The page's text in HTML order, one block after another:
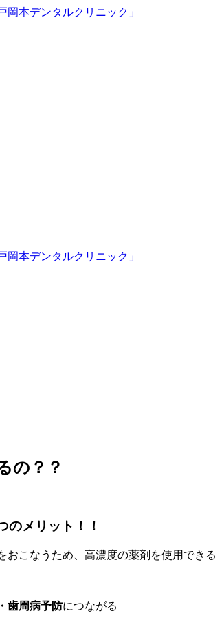
の？？
のメリット！！
おこなうため、高濃度の薬剤を使用できる
歯周病予防につながる